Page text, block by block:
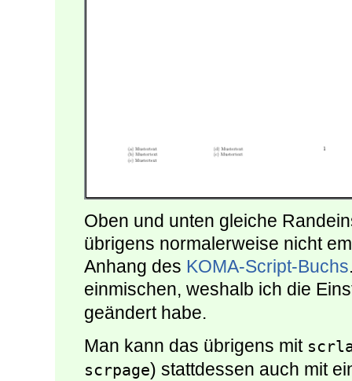
Oben und unten gleiche
übrigens normalerweise nicht
Anhang des KOMA-Script-Buchs
einmischen, weshalb ich die
geändert habe.
Man kann das übrigens mit
scrpage) stattdessen auch mit